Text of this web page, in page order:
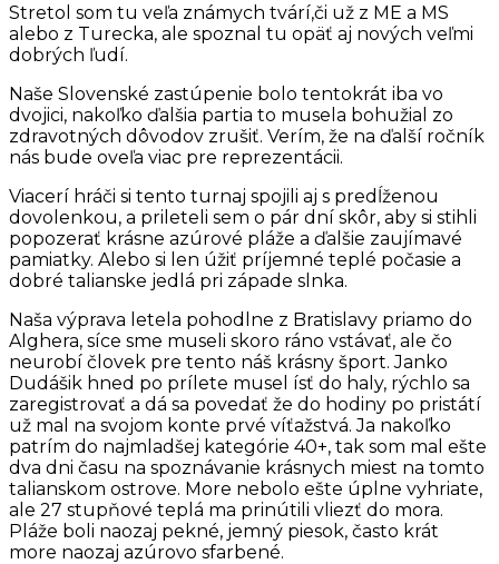
Stretol som tu veľa známych tvárí,či už z ME a MS
alebo z Turecka, ale spoznal tu opäť aj nových veľmi
dobrých ľudí.
Naše Slovenské zastúpenie bolo tentokrát iba vo
dvojici, nakoľko ďalšia partia to musela bohužial zo
zdravotných dôvodov zrušiť. Verím, že na ďalší ročník
nás bude oveľa viac pre reprezentácii.
Viacerí hráči si tento turnaj spojili aj s predĺženou
dovolenkou, a prileteli sem o pár dní skôr, aby si stihli
popozerať krásne azúrové pláže a ďalšie zaujímavé
pamiatky. Alebo si len úžiť príjemné teplé počasie a
dobré talianske jedlá pri západe slnka.
Naša výprava letela pohodlne z Bratislavy priamo do
Alghera, síce sme museli skoro ráno vstávať, ale čo
neurobí človek pre tento náš krásny šport. Janko
Dudášik hned po prílete musel ísť do haly, rýchlo sa
zaregistrovať a dá sa povedať že do hodiny po pristátí
už mal na svojom konte prvé víťažstvá. Ja nakoľko
patrím do najmladšej kategórie 40+, tak som mal ešte
dva dni času na spoznávanie krásnych miest na tomto
talianskom ostrove. More nebolo ešte úplne vyhriate,
ale 27 stupňové teplá ma prinútili vliezť do mora.
Pláže boli naozaj pekné, jemný piesok, často krát
more naozaj azúrovo sfarbené.